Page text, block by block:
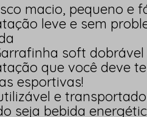
macio, pequeno e
leve e sem
soft
que você deve
esportivas!
e
seja bebida